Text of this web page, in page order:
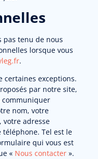
pas tenu de nous
lorsque vous
.
certaines exceptions.
par notre site,
communiquer
nom, votre
votre adresse
Tel est le
qui vous est
« Nous contacter ».